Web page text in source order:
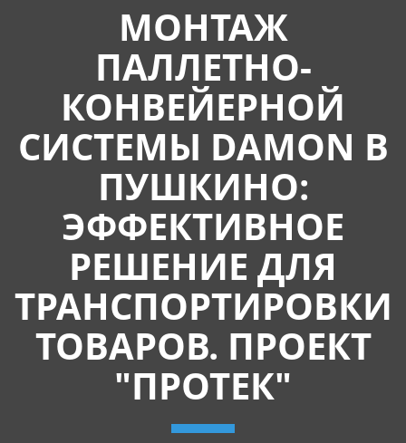
МОНТАЖ
ПАЛЛЕТНО-
КОНВЕЙЕРНОЙ
СИСТЕМЫ DAMON В
ПУШКИНО:
ЭФФЕКТИВНОЕ
РЕШЕНИЕ ДЛЯ
ТРАНСПОРТИРОВКИ
ТОВАРОВ. ПРОЕКТ
"ПРОТЕК"